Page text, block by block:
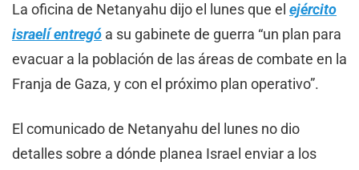
La oficina de Netanyahu dijo el lunes que el ejército
israelí entregó a su gabinete de guerra “un plan para
evacuar a la población de las áreas de combate en la
Franja de Gaza, y con el próximo plan operativo”.
El comunicado de Netanyahu del lunes no dio
detalles sobre a dónde planea Israel enviar a los